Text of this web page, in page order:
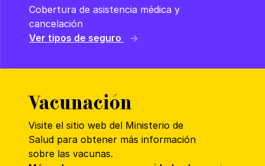
Cobertura de asistencia médica y
cancelación
Ver tipos de seguro
Vacunación
Visite el sitio web del Ministerio de
Salud para obtener más información
sobre las vacunas.